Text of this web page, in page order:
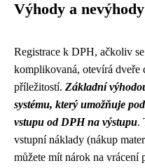
Výhody a
Registrace k DPH, ačkoliv
komplikovaná, otevírá dveře
příležitostí. Základní
systému, který umožňuje
vstupu od DPH na výstupu.
vstupní náklady (nákup
můžete mít nárok na vrácení